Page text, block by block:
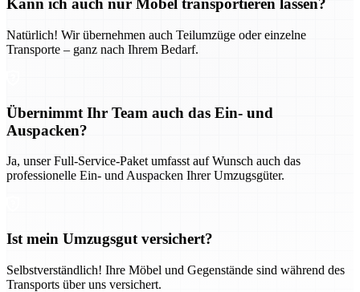
Kann ich auch nur Möbel transportieren lassen?
Natürlich! Wir übernehmen auch Teilumzüge oder einzelne
Transporte – ganz nach Ihrem Bedarf.
Übernimmt Ihr Team auch das Ein- und
Auspacken?
Ja, unser Full-Service-Paket umfasst auf Wunsch auch das
professionelle Ein- und Auspacken Ihrer Umzugsgüter.
Ist mein Umzugsgut versichert?
Selbstverständlich! Ihre Möbel und Gegenstände sind während des
Transports über uns versichert.